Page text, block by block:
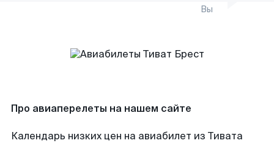
Вы
Про авиаперелеты на нашем сайте
Календарь низких цен на авиабилет из Тивата